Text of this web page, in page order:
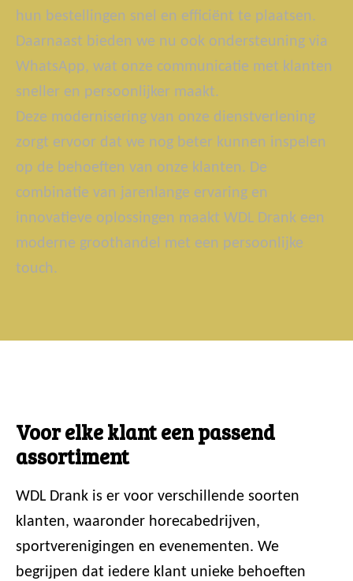
hun bestellingen snel en efficiënt te plaatsen.
Daarnaast bieden we nu ook ondersteuning via
WhatsApp, wat onze communicatie met klanten
sneller en persoonlijker maakt.
Deze modernisering van onze dienstverlening
zorgt ervoor dat we nog beter kunnen inspelen
op de behoeften van onze klanten. De
combinatie van jarenlange ervaring en
innovatieve oplossingen maakt WDL Drank een
moderne groothandel met een persoonlijke
touch.
Voor elke klant een passend
assortiment
WDL Drank is er voor verschillende soorten
klanten, waaronder horecabedrijven,
sportverenigingen en evenementen. We
begrijpen dat iedere klant unieke behoeften